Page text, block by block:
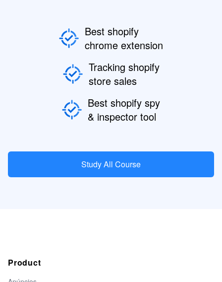
Best shopify
chrome extension
Tracking shopify
store sales
Best shopify spy
& inspector tool
Study All Course
Product